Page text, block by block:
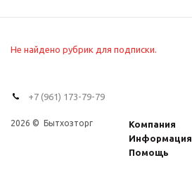
Не найдено рубрик для подписки.
+7 (961) 173-79-79
2026 © Бытхозторг
Компания
Информация
Помощь